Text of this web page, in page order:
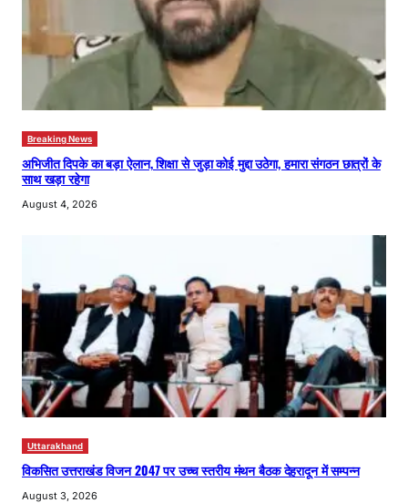
Breaking News
अभिजीत दिपके का बड़ा ऐलान, शिक्षा से जुड़ा कोई मुद्दा उठेगा, हमारा संगठन छात्रों के
साथ खड़ा रहेगा
August 4, 2026
Uttarakhand
विकसित उत्तराखंड विजन 2047 पर उच्च स्तरीय मंथन बैठक देहरादून में सम्पन्न
August 3, 2026